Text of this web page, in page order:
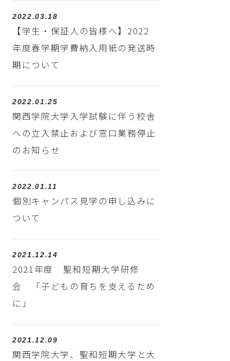
2022.03.18
【学生・保証人の皆様へ】2022
年度春学期学費納入用紙の発送時
期について
2022.01.25
関西学院大学入学試験に伴う校舎
への立入禁止および窓口業務停止
のお知らせ
2022.01.11
個別キャンパス見学の申し込みに
ついて
2021.12.14
2021年度 聖和短期大学研修
会 「子どもの育ちを支えるため
に」
2021.12.09
関西学院大学、聖和短期大学と大